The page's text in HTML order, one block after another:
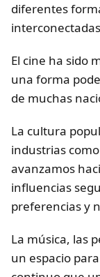
diferentes
interconectadas
El cine ha sido
una forma
de muchas
La cultura
industrias
avanzamos
influencias
preferencias y
La música, las
un espacio